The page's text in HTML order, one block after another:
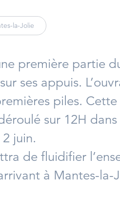
la-Jolie
première partie
ses appuis.
piles.
sur 12H
2 juin.
de fluidifier
à Mantes-la-